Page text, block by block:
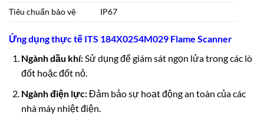
Tiêu chuẩn bảo vệ
IP67
Ứng dụng thực tế ITS 184X0254M029 Flame Scanner
Ngành dầu khí:Sử dụng để giám sát ngọn lửa trong các lò
đốt hoặc đốt nỏ.
Ngành điện lực:Đảm bảo sự hoạt động an toàn của các
nhà máy nhiệt điện.